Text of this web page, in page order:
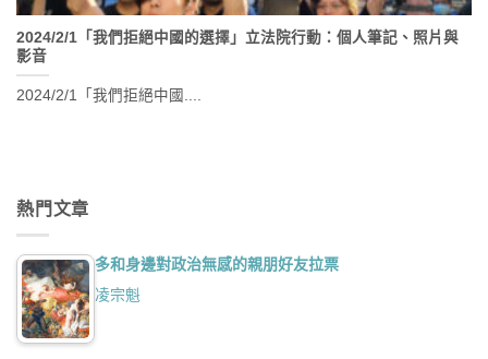
2024/2/1「我們拒絕中國的選擇」立法院行動：個人筆記、照片與
影音
2024/2/1「我們拒絕中國....
熱門文章
多和身邊對政治無感的親朋好友拉票
凌宗魁